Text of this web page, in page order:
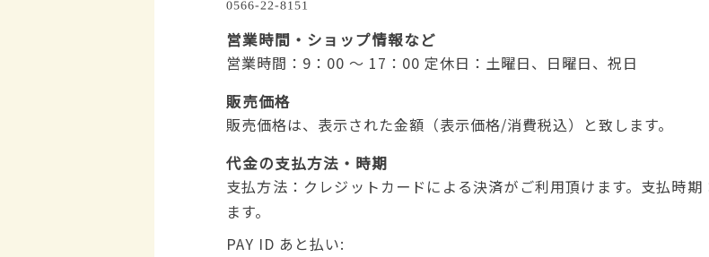
営業時間・ショップ情報など
営業時間：9：00 ～ 17：00 定休日：土曜日、日曜日、祝日
販売価格
販売価格は、表示された金額（表示価格/消費税込）と致します。
代金の支払方法・時期
支払方法：クレジットカードによる決済がご利用頂けます。支払時
ます。
PAY ID あと払い: